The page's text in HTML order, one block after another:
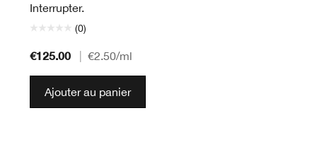
Interrupter.
(0)
€125.00 €2.50/ml
Ajouter au panier